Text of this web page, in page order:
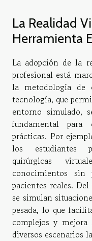
La Realidad
Herramienta
La adopción de la
profesional está
la metodología de
tecnología, que
entorno simulado,
fundamental para
prácticas. Por
los estudiantes
quirúrgicas
conocimientos
pacientes reales.
se simulan
pesada, lo que
complejos y mejora
diversos escenarios